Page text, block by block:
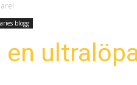
blogg